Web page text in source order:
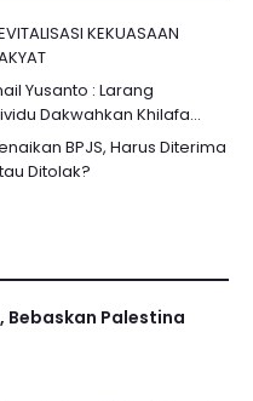
KEKUASAAN
Yusanto : Larang
Dakwahkan Khilafa...
BPJS, Harus Diterima
Ditolak?
Bebaskan Palestina